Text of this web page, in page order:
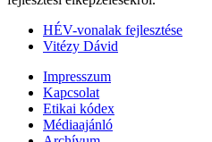
HÉV-vonalak fejlesztése
Vitézy Dávid
Impresszum
Kapcsolat
Etikai kódex
Médiaajánló